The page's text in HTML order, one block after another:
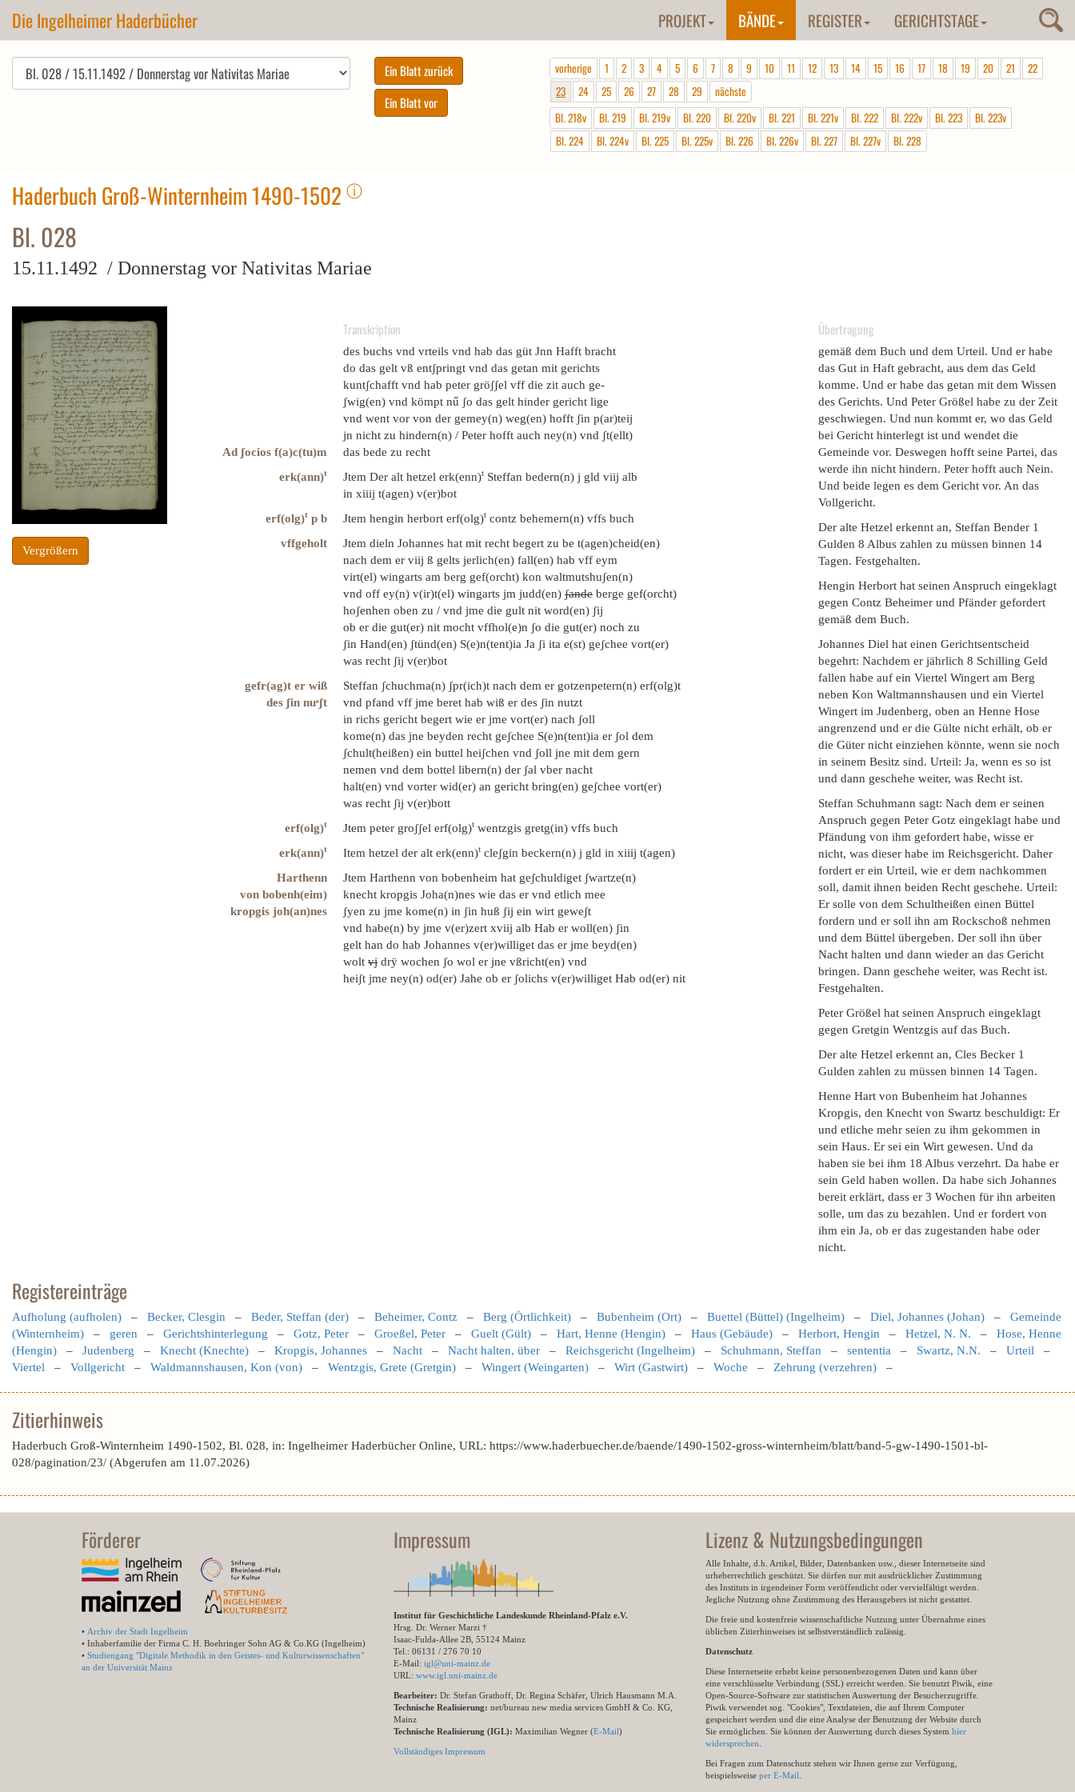
Die Ingelheimer Haderbücher PROJEKT BÄNDE REGISTER GERICHTSTAGE
vorherige 1 2 3 4 5 6 7 8 9 10 11 12 13 14 15 16 17 18 19 20 21
22
23
24 25 26 27 28 29
nächste
Bl. 218v
Bl. 219 Bl. 219v Bl. 220 Bl. 220v Bl. 221 Bl. 221v Bl. 222 Bl. 222v Bl. 223
Bl. 223v
Bl. 224
Bl. 224v Bl. 225 Bl. 225v Bl. 226 Bl. 226v Bl. 227 Bl. 227v Bl. 228
Haderbuch Groß-Winternheim 1490-1502 ⓘ
Bl. 028
15.11.1492 / Donnerstag vor Nativitas Mariae
Vergrößern
Transkription
des buchs vnd vrteils vnd hab das güt Jnn Hafft bracht
do das gelt vß entʃpringt vnd das getan mit gerichts
kuntʃchafft vnd hab peter gröʃʃel vff die zit auch ge-
ʃwig(en) vnd kömpt nű ʃo das gelt hinder gericht lige
vnd went vor von der gemey(n) weg(en) hofft ʃin p(ar)teij
jn nicht zu hindern(n) / Peter hofft auch ney(n) vnd ʃt(ellt)
Ad ʃocios f(a)c(tu)m
das bede zu recht
erk(ann)t Jtem Der alt hetzel erk(enn)t Steffan bedern(n) j gld viij alb
in xiiij t(agen) v(er)bot
erf(olg)t p b Jtem hengin herbort erf(olg)t contz behemern(n) vffs buch
vffgeholt
Jtem dieln Johannes hat mit recht begert zu be t(agen)cheid(en)
nach dem er viij ß gelts jerlich(en) fall(en) hab vff eym
virt(el) wingarts am berg gef(orcht) kon waltmutshuʃen(n)
vnd off ey(n) v(ir)t(el) wingarts jm judd(en) ʃande berge gef(orcht)
hoʃenhen oben zu / vnd jme die gult nit word(en) ʃij
ob er die gut(er) nit mocht vffhol(e)n ʃo die gut(er) noch zu
ʃin Hand(en) ʃtünd(en) S(e)n(tent)ia Ja ʃi ita e(st) geʃchee vort(er)
was recht ʃij v(er)bot
gefr(ag)t er wiß
Steffan ʃchuchma(n) ʃpr(ich)t nach dem er gotzenpetern(n) erf(olg)t
des ʃin nuͤʃt
vnd pfand vff jme beret hab wiß er des ʃin nutzt
in richs gericht begert wie er jme vort(er) nach ʃoll
kome(n) das jne beyden recht geʃchee S(e)n(tent)ia er ʃol dem
ʃchult(heißen) ein buttel heiʃchen vnd ʃoll jne mit dem gern
nemen vnd dem bottel libern(n) der ʃal vber nacht
halt(en) vnd vorter wid(er) an gericht bring(en) geʃchee vort(er)
was recht ʃij v(er)bott
erf(olg)t Jtem peter groʃʃel erf(olg)t wentzgis gretg(in) vffs buch
erk(ann)t Item hetzel der alt erk(enn)t cleʃgin beckern(n) j gld in xiiij t(agen)
Harthenn
Jtem Harthenn von bobenheim hat geʃchuldiget ʃwartze(n)
von bobenh(eim)
knecht kropgis Joha(n)nes wie das er vnd etlich mee
kropgis joh(an)nes
ʃyen zu jme kome(n) in ʃin huß ʃij ein wirt geweʃt
vnd habe(n) by jme v(er)zert xviij alb Hab er woll(en) ʃin
gelt han do hab Johannes v(er)williget das er jme beyd(en)
wolt vj drÿ wochen ʃo wol er jne vßricht(en) vnd
heiʃt jme ney(n) od(er) Jahe ob er ʃolichs v(er)williget Hab od(er) nit
Übertragung
gemäß dem Buch und dem Urteil. Und er habe
das Gut in Haft gebracht, aus dem das Geld
komme. Und er habe das getan mit dem Wissen
des Gerichts. Und Peter Größel habe zu der Zeit
geschwiegen. Und nun kommt er, wo das Geld
bei Gericht hinterlegt ist und wendet die
Gemeinde vor. Deswegen hofft seine Partei, das
werde ihn nicht hindern. Peter hofft auch Nein.
Und beide legen es dem Gericht vor. An das
Vollgericht.
Der alte Hetzel erkennt an, Steffan Bender 1
Gulden 8 Albus zahlen zu müssen binnen 14
Tagen. Festgehalten.
Hengin Herbort hat seinen Anspruch eingeklagt
gegen Contz Beheimer und Pfänder gefordert
gemäß dem Buch.
Johannes Diel hat einen Gerichtsentscheid
begehrt: Nachdem er jährlich 8 Schilling Geld
fallen habe auf ein Viertel Wingert am Berg
neben Kon Waltmannshausen und ein Viertel
Wingert im Judenberg, oben an Henne Hose
angrenzend und er die Gülte nicht erhält, ob er
die Güter nicht einziehen könnte, wenn sie noch
in seinem Besitz sind. Urteil: Ja, wenn es so ist
und dann geschehe weiter, was Recht ist.
Steffan Schuhmann sagt: Nach dem er seinen
Anspruch gegen Peter Gotz eingeklagt habe und
Pfändung von ihm gefordert habe, wisse er
nicht, was dieser habe im Reichsgericht. Daher
fordert er ein Urteil, wie er dem nachkommen
soll, damit ihnen beiden Recht geschehe. Urteil:
Er solle von dem Schultheißen einen Büttel
fordern und er soll ihn am Rockschoß nehmen
und dem Büttel übergeben. Der soll ihn über
Nacht halten und dann wieder an das Gericht
bringen. Dann geschehe weiter, was Recht ist.
Festgehalten.
Peter Größel hat seinen Anspruch eingeklagt
gegen Gretgin Wentzgis auf das Buch.
Der alte Hetzel erkennt an, Cles Becker 1
Gulden zahlen zu müssen binnen 14 Tagen.
Henne Hart von Bubenheim hat Johannes
Kropgis, den Knecht von Swartz beschuldigt: Er
und etliche mehr seien zu ihm gekommen in
sein Haus. Er sei ein Wirt gewesen. Und da
haben sie bei ihm 18 Albus verzehrt. Da habe er
sein Geld haben wollen. Da habe sich Johannes
bereit erklärt, dass er 3 Wochen für ihn arbeiten
solle, um das zu bezahlen. Und er fordert von
ihm ein Ja, ob er das zugestanden habe oder
nicht.
Registereinträge
Aufholung (aufholen) – Becker, Clesgin – Beder, Steffan (der) – Beheimer, Contz – Berg (Örtlichkeit) – Bubenheim (Ort) – Buettel (Büttel) (Ingelheim) – Diel, Johannes (Johan) – Gemeinde
(Winternheim) – geren – Gerichtshinterlegung – Gotz, Peter – Groeßel, Peter – Guelt (Gült) – Hart, Henne (Hengin) – Haus (Gebäude) – Herbort, Hengin – Hetzel, N. N. – Hose, Henne
(Hengin) – Judenberg – Knecht (Knechte) – Kropgis, Johannes – Nacht – Nacht halten, über – Reichsgericht (Ingelheim) – Schuhmann, Steffan – sententia – Swartz, N.N. – Urteil –
Viertel – Vollgericht – Waldmannshausen, Kon (von) – Wentzgis, Grete (Gretgin) – Wingert (Weingarten) – Wirt (Gastwirt) – Woche – Zehrung (verzehren) –
Zitierhinweis
Haderbuch Groß-Winternheim 1490-1502, Bl. 028, in: Ingelheimer Haderbücher Online, URL: https://www.haderbuecher.de/baende/1490-1502-gross-winternheim/blatt/band-5-gw-1490-1501-bl-
028/pagination/23/ (Abgerufen am 11.07.2026)
Förderer
• Archiv der Stadt Ingelheim
• Inhaberfamilie der Firma C. H. Boehringer Sohn AG & Co.KG (Ingelheim)
• Studiengang "Digitale Methodik in den Geistes- und Kulturwissenschaften"
an der Universität Mainz
Impressum
Institut für Geschichtliche Landeskunde Rheinland-Pfalz e.V.
Hrsg. Dr. Werner Marzi †
Isaac-Fulda-Allee 2B, 55124 Mainz
Tel.: 06131 / 276 70 10
E-Mail: igl@uni-mainz.de
URL: www.igl.uni-mainz.de
Bearbeiter: Dr. Stefan Grathoff, Dr. Regina Schäfer, Ulrich Hausmann M.A.
Technische Realisierung: net/bureau new media services GmbH & Co. KG,
Mainz
Technische Realisierung (IGL): Maximilian Wegner (E-Mail)
Vollständiges Impressum
Lizenz & Nutzungsbedingungen
Alle Inhalte, d.h. Artikel, Bilder, Datenbanken usw., dieser Internetseite sind
urheberrechtlich geschützt. Sie dürfen nur mit ausdrücklicher Zustimmung
des Instituts in irgendeiner Form veröffentlicht oder vervielfältigt werden.
Jegliche Nutzung ohne Zustimmung des Herausgebers ist nicht gestattet.
Die freie und kostenfreie wissenschaftliche Nutzung unter Übernahme eines
üblichen Zitierhinweises ist selbstverständlich zulässig.
Datenschutz
Diese Internetseite erhebt keine personenbezogenen Daten und kann über
eine verschlüsselte Verbindung (SSL) erreicht werden. Sie benutzt Piwik, eine
Open-Source-Software zur statistischen Auswertung der Besucherzugriffe.
Piwik verwendet sog. "Cookies", Textdateien, die auf Ihrem Computer
gespeichert werden und die eine Analyse der Benutzung der Website durch
Sie ermöglichen. Sie können der Auswertung durch dieses System hier
widersprechen
Bei Fragen zum Datenschutz stehen wir Ihnen gerne zur Verfügung,
beispielsweise per E-Mail